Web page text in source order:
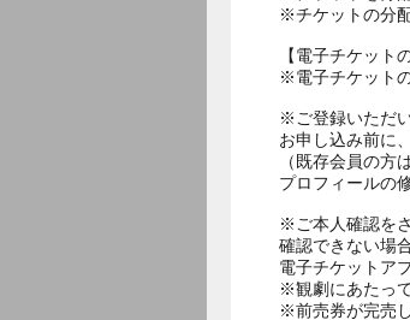
※チケットの分
【電子チケット
※電子チケット
※ご登録いただ
お申し込み前に
（既存会員の方
プロフィールの
※ご本人確認を
確認できない場
電子チケットア
※観劇にあたっ
※前売券が完売